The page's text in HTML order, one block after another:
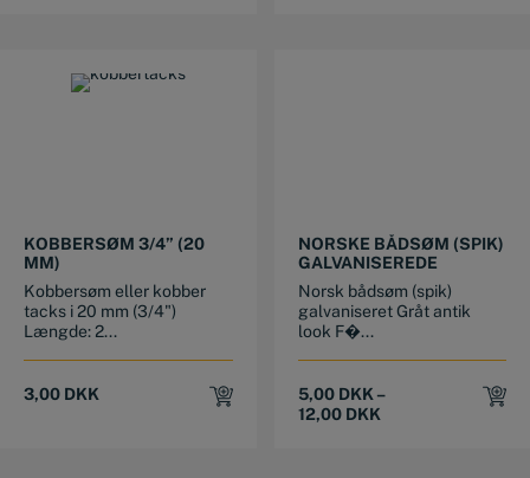
KOBBERSØM 3/4” (20
MM)
Kobbersøm eller kobber
tacks i 20 mm (3/4")
Længde: 2...
3,00 DKK
NORSKE BÅDSØM (SPIK)
GALVANISEREDE
Norsk bådsøm (spik)
galvaniseret Gråt antik
look F�...
5,00 DKK –
12,00 DKK